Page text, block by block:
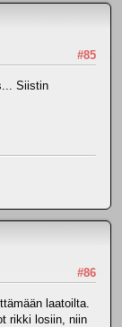
#85
Siistin
#86
laatoilta.
rikki losiin, niin